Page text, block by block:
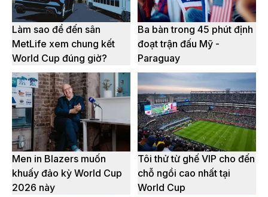
Làm sao để đến sân
MetLife xem chung kết
World Cup đúng giờ?
Ba bàn trong 45 phút định
đoạt trận đấu Mỹ -
Paraguay
Men in Blazers muốn
khuấy đảo kỳ World Cup
2026 này
Tôi thử từ ghế VIP cho đến
chỗ ngồi cao nhất tại
World Cup